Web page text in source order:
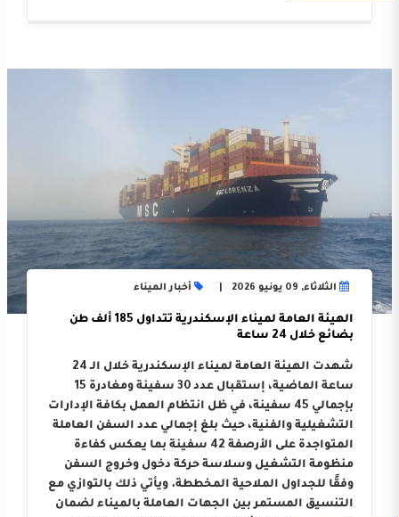
الثلاثاء, 09 يونيو 2026 أخبار الميناء
الهيئة العامة لميناء الإسكندرية تتداول 185 ألف طن
بضائع خلال 24 ساعة
شهدت الهيئة العامة لميناء الإسكندرية خلال الـ 24
ساعة الماضية، إستقبال عدد 30 سفينة ومغادرة 15
بإجمالي 45 سفينة، في ظل انتظام العمل بكافة الإدارات
التشغيلية والفنية، حيث بلغ إجمالي عدد السفن العاملة
المتواجدة على الأرصفة 42 سفينة بما يعكس كفاءة
منظومة التشغيل وسلاسة حركة دخول وخروج السفن
وفقًا للجداول الملاحية المخططة. ويأتي ذلك بالتوازي مع
التنسيق المستمر بين الجهات العاملة بالميناء لضمان